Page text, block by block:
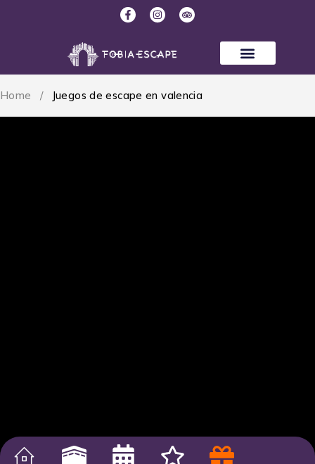
Home / Juegos de escape en valencia